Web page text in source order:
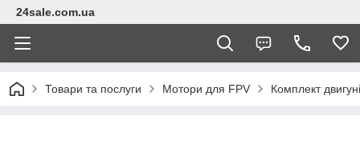
24sale.com.ua
Товари та послуги Мотори для FPV Комплект